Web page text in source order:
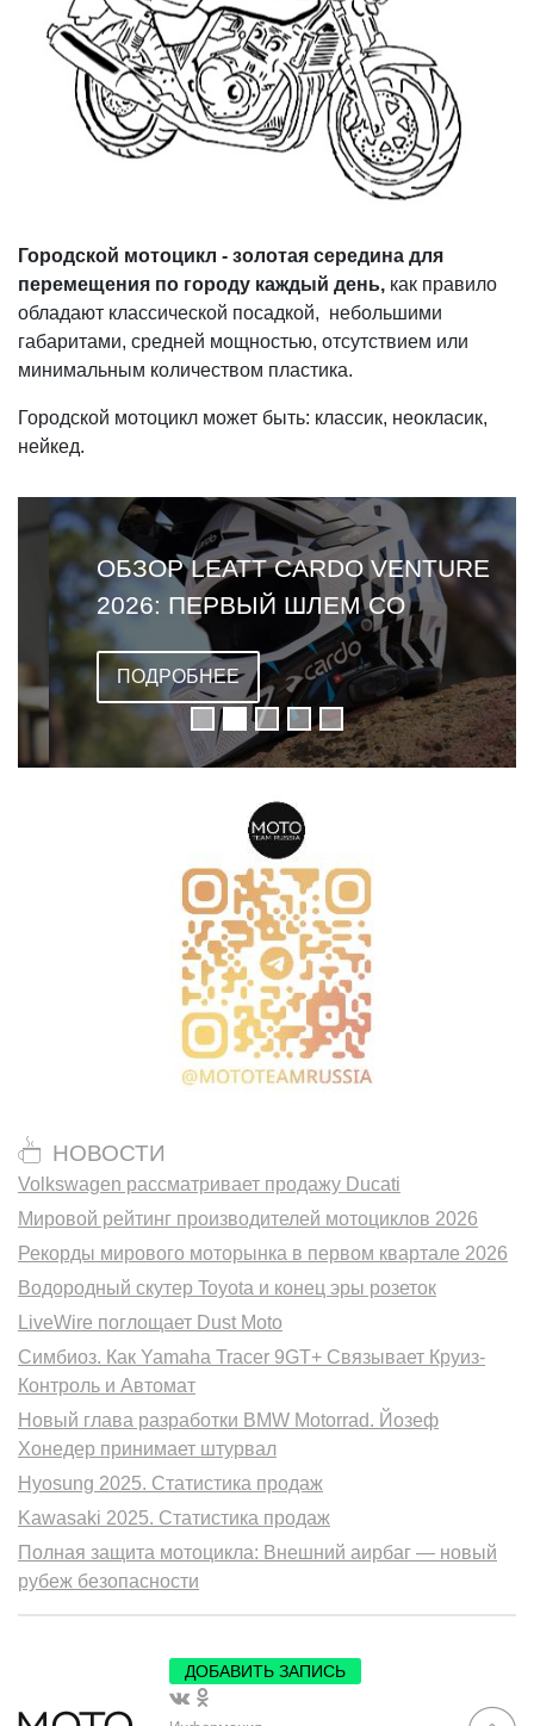
Городской мотоцикл - золотая середина для
перемещения по городу каждый день, как правило
обладают классической посадкой, небольшими
габаритами, средней мощностью, отсутствием или
минимальным количеством пластика.
Городской мотоцикл может быть: классик, неокласик,
нейкед.
ОБЗОР LEATT CARDO VENTURE
2026: ПЕРВЫЙ ШЛЕМ СО
ВСТРОЕННОЙ ГАРНИТУРОЙ
ПОДРОБНЕЕ
НОВОСТИ
Volkswagen рассматривает продажу Ducati
Мировой рейтинг производителей мотоциклов 2026
Рекорды мирового моторынка в первом квартале 2026
Водородный скутер Toyota и конец эры розеток
LiveWire поглощает Dust Moto
Симбиоз. Как Yamaha Tracer 9GT+ Связывает Круиз-
Контроль и Автомат
Новый глава разработки BMW Motorrad. Йозеф
Хонедер принимает штурвал
Hyosung 2025. Статистика продаж
Kawasaki 2025. Статистика продаж
Полная защита мотоцикла: Внешний аирбаг — новый
рубеж безопасности
ДОБАВИТЬ ЗАПИСЬ